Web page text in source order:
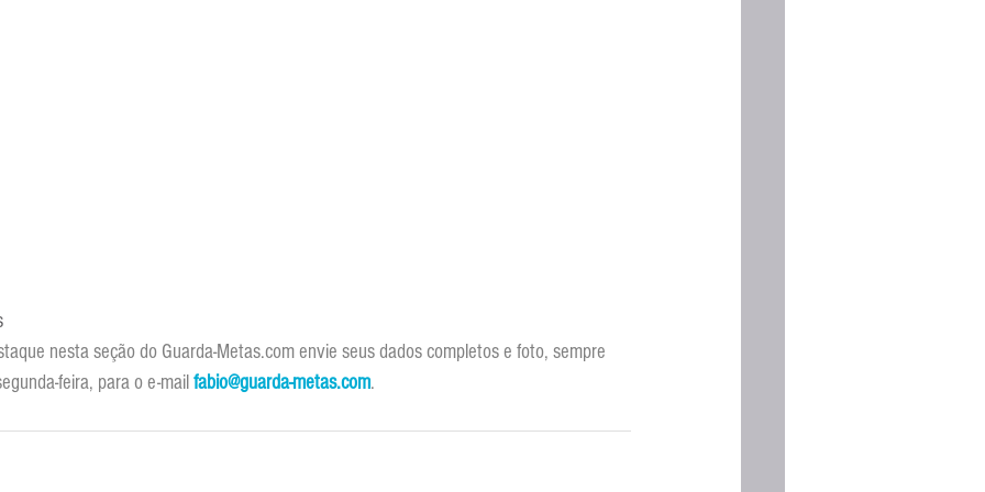
nesta seção do Guarda-Metas.com envie seus dados completos e foto, sempre
feira, para o e-mail fabio@guarda-metas.com.